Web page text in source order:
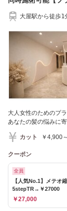
大屋駅から徒歩1
大人女性のためのプ
あなたの髪の悩みに寄
カット ￥4,900～
クーポン
全員
【人気No.1】メテオ
5stepTR→￥27000
￥27,000